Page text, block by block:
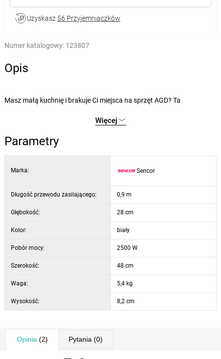
Uzyskasz 56 Przyjemniaczków
Numer katalogowy: 123807
Opis
Masz małą kuchnię i brakuje Ci miejsca na sprzęt AGD? Ta
palnikach o średnicy 18 cm i 15 cm z łatwością podgrzejesz obiad lub
kolację, a nawet przygotujesz prostsze posiłki, np. jajka, albo możesz
też na nim ugotować zupę.
Za pomocą pokrętła możesz płynnie ustawiać termostat. Po
podświetlana kontrolka.
praktyczna pokrywa
Więcej
Parametry
Marka: Sencor
Długość przewodu zasilającego: 0,9 m
Głębokość: 28 cm
Kolor: biały
Pobór mocy: 2500 W
Szerokość: 48 cm
Waga: 5,4 kg
Wysokość: 8,2 cm
Opinia (2) Pytania (0)